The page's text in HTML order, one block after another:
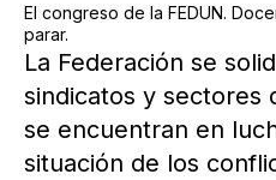
El congreso de la FEDUN.
parar.
La Federación se
sindicatos y sectores
se encuentran en
situación de los